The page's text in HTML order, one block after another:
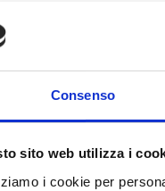
Consenso
sito web utilizza i
i cookie per
we'll contact